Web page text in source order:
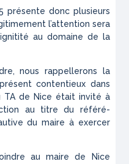
présente donc plusieurs
l’attention sera
au domaine de la
nous rappellerons la
contentieux dans
de Nice était invité à
au titre du référé-
du maire à exercer
au maire de Nice